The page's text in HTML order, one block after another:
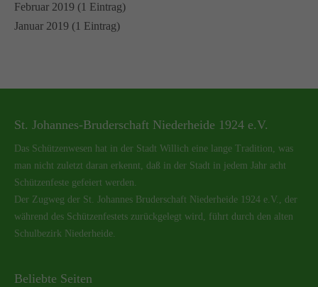
Februar 2019 (1 Eintrag)
Januar 2019 (1 Eintrag)
St. Johannes-Bruderschaft Niederheide 1924 e.V.
Das Schützenwesen hat in der Stadt Willich eine lange Tradition, was
man nicht zuletzt daran erkennt, daß in der Stadt in jedem Jahr acht
Schützenfeste gefeiert werden.
Der Zugweg der St. Johannes Bruderschaft Niederheide 1924 e.V., der
während des Schützenfestets zurückgelegt wird, führt durch den alten
Schulbezirk Niederheide.
Beliebte Seiten